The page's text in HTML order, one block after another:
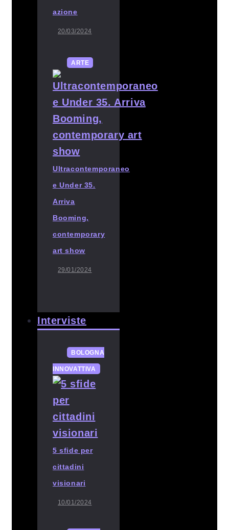
azione
20/03/2024
ARTE
Ultracontemporaneo
e Under 35.
Arriva
Booming,
contemporary
art show
29/01/2024
Interviste
BOLOGNA
INNOVATTIVA
5 sfide per
cittadini
visionari
10/01/2024